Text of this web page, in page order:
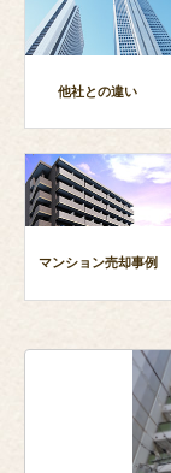
他社との違い
マンション売却事例